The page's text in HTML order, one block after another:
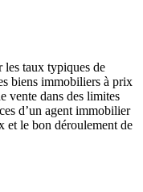
les taux typiques de
biens immobiliers à prix
vente dans des limites
d’un agent immobilier
et le bon déroulement de